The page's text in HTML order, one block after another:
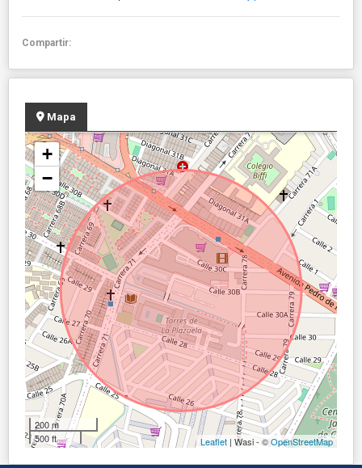
Compartir:
Mapa
+
−
200 m
500 ft
Leaflet | Wasi - ©OpenStreetMap